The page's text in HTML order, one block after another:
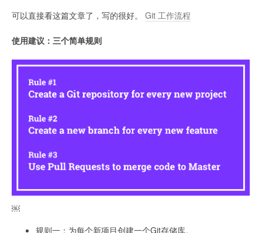
可以直接看这篇文章了，写的很好。 Git 工作流程
使用建议：三个简单规则
￼
规则一：为每个新项目创建一个Git存储库。